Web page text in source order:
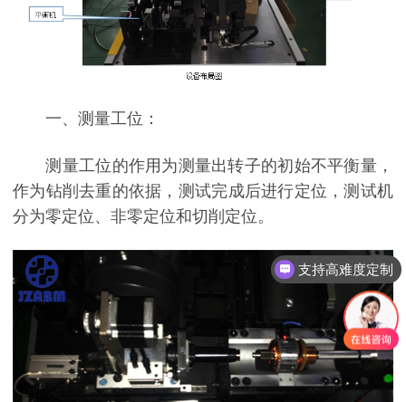
一、测量工位：
测量工位的作用为测量出转子的初始不平衡量，
作为钻削去重的依据，测试完成后进行定位，测试机
分为零定位、非零定位和切削定位。
支持高难度定制